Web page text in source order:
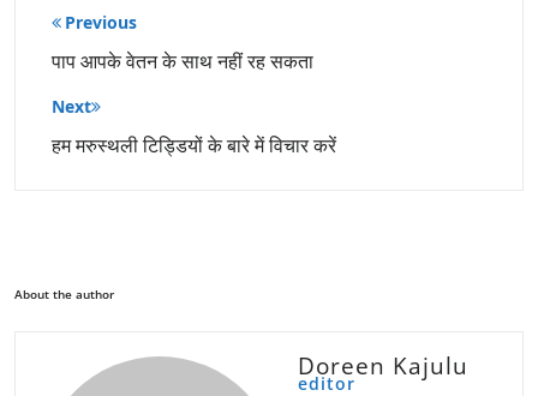
पोस्ट
नेविगेशन
Previous
पाप आपके वेतन के साथ नहीं रह सकता
Next
हम मरुस्थली टिड्डियों के बारे में विचार करें
About the author
Doreen Kajulu
editor